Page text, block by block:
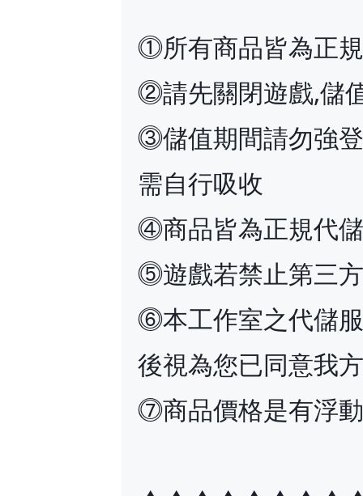
⓵所有商品皆為正
⓶請先關閉遊戲,儲
⓷儲值期間請勿強
需自行吸收
⓸商品皆為正規代
⓹遊戲若禁止第三
⓺本工作室之代儲
後視為您已同意我
⓻商品價格是有浮